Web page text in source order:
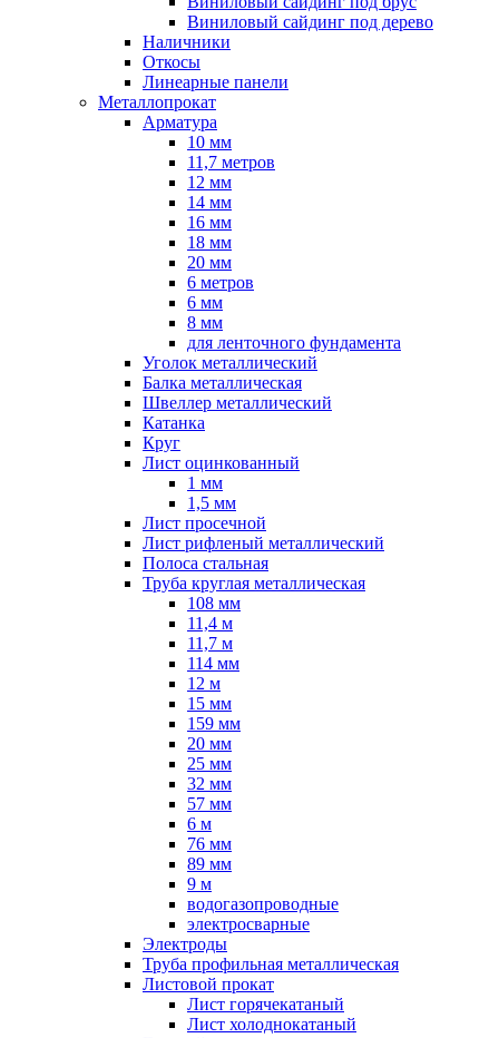
Виниловый сайдинг под дерево
Наличники
Откосы
Линеарные панели
Металлопрокат
Арматура
10 мм
11,7 метров
12 мм
14 мм
16 мм
18 мм
20 мм
6 метров
6 мм
8 мм
для ленточного фундамента
Уголок металлический
Балка металлическая
Швеллер металлический
Катанка
Круг
Лист оцинкованный
1 мм
1,5 мм
Лист просечной
Лист рифленый металлический
Полоса стальная
Труба круглая металлическая
108 мм
11,4 м
11,7 м
114 мм
12 м
15 мм
159 мм
20 мм
25 мм
32 мм
57 мм
6 м
76 мм
89 мм
9 м
водогазопроводные
электросварные
Электроды
Труба профильная металлическая
Листовой прокат
Лист горячекатаный
Лист холоднокатаный